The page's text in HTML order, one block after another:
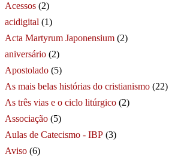
Acessos (2)
acidigital (1)
Acta Martyrum Japonensium (2)
aniversário (2)
Apostolado (5)
As mais belas histórias do cristianismo (22)
As três vias e o ciclo litúrgico (2)
Associação (5)
Aulas de Catecismo - IBP (3)
Aviso (6)